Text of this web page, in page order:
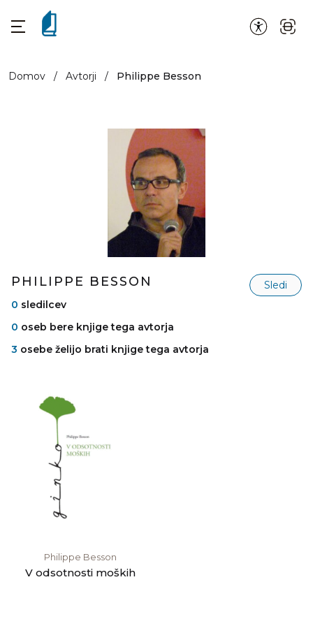
Domov / Avtorji / Philippe Besson
PHILIPPE BESSON
Sledi
0 sledilcev
0 oseb bere knjige tega avtorja
3 osebe želijo brati knjige tega avtorja
Philippe Besson
V odsotnosti moških